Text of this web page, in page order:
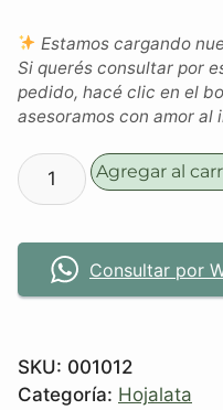
Estamos cargando
Si querés consultar por
pedido, hacé clic en el
asesoramos con amor al
Agregar al
Consultar por
SKU: 001012
Categoría: Hojalata